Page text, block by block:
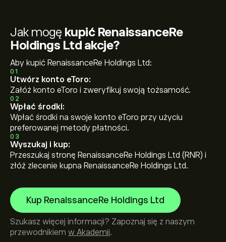
Jak mogę kupić RenaissanceRe
Holdings Ltd akcje?
Aby kupić RenaissanceRe Holdings Ltd:
01
Utwórz konto eToro:
Załóż konto eToro i zweryfikuj swoją tożsamość.
02
Wpłać środki:
Wpłać środki na swoje konto eToro przy użyciu
preferowanej metody płatności.
03
Wyszukaj i kup:
Przeszukaj stronę RenaissanceRe Holdings Ltd (RNR) i
złóż zlecenie kupna RenaissanceRe Holdings Ltd.
Kup RenaissanceRe Holdings Ltd
Szukasz więcej informacji? Zapoznaj się z naszym
przewodnikiem w Akademii.